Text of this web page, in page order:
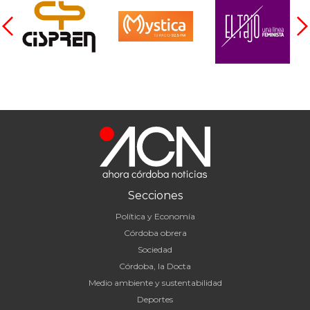
Secciones
Política y Economía
Córdoba obrera
Sociedad
Córdoba, la Docta
Medio ambiente y sustentabilidad
Deportes